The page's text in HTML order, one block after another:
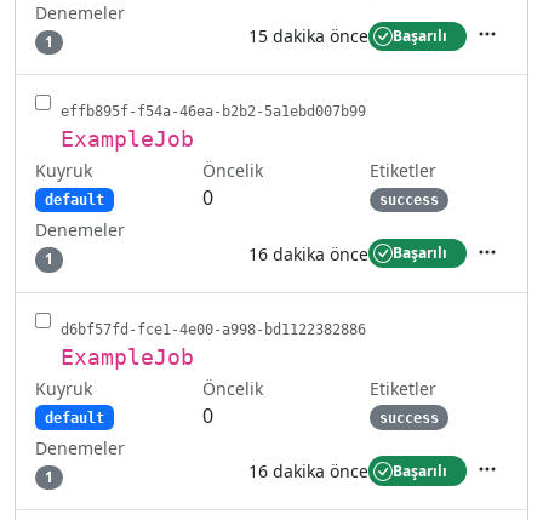
Denemeler
1 15 dakika önce Başarılı
effb895f-f54a-46ea-b2b2-5a1ebd007b99
ExampleJob
Kuyruk
default
Öncelik
0
Etiketler
success
Denemeler
1 16 dakika önce Başarılı İşlemler
d6bf57fd-fce1-4e00-a998-bd1122382886
ExampleJob
Kuyruk
default
Öncelik
0
Etiketler
success
Denemeler
1 16 dakika önce Başarılı